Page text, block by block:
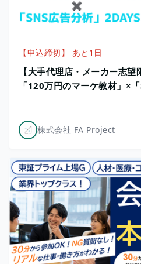
【申込締切】 あと1日
【大手代理店・メーカー志
「120万円のマーケ教材」×
株式会社 FA Project